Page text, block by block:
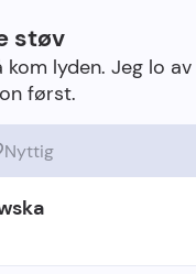
støv
kom lyden. Jeg lo
Nyttig